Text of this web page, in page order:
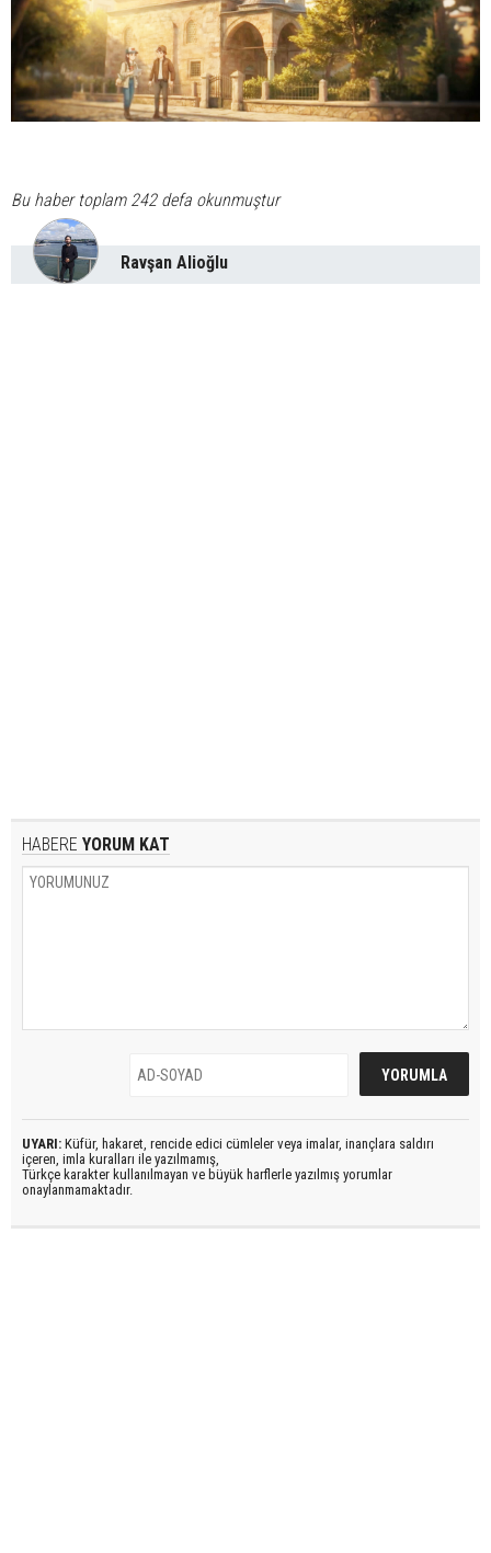
Bu haber toplam 242 defa okunmuştur
Ravşan Alioğlu
HABERE YORUM KAT
UYARI: Küfür, hakaret, rencide edici cümleler veya imalar, inançlara saldırı
içeren, imla kuralları ile yazılmamış,
Türkçe karakter kullanılmayan ve büyük harflerle yazılmış yorumlar
onaylanmamaktadır.